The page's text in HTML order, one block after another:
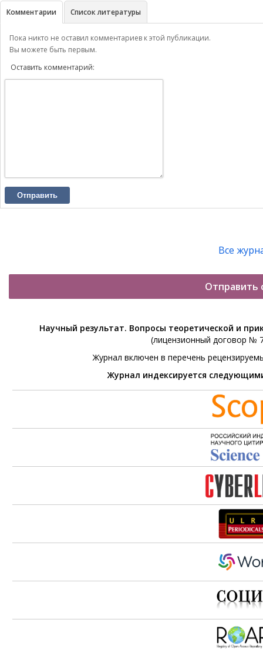
Комментарии Список литературы
Пока никто не оставил комментариев к этой публикации.
Вы можете быть первым.
Оставить комментарий:
Отправить
Все
Отправить
Научный результат. Вопросы теоретической и
(лицензионный договор №
Журнал включен в перечень
Журнал индексируется